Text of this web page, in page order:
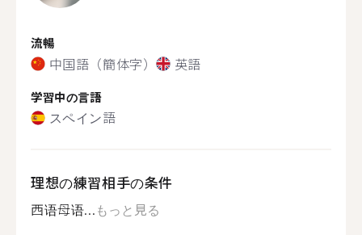
流暢
中国語（簡体字） 英語
学習中の言語
スペイン語
理想の練習相手の条件
西语母语...もっと見る